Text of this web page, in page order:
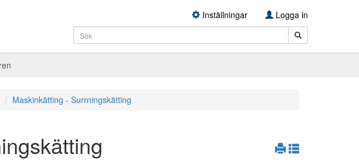
Inställningar Logga in
Maskinkätting - Surrningskätting